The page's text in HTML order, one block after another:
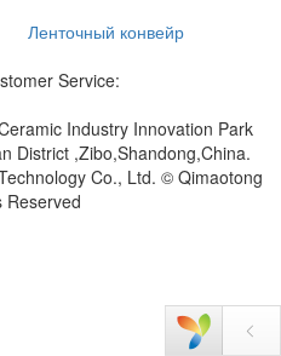
Ленточный конвейр
Service:
Industry Innovation Park
District ,Zibo,Shandong,China.
Co., Ltd. © Qimaotong
Reserved